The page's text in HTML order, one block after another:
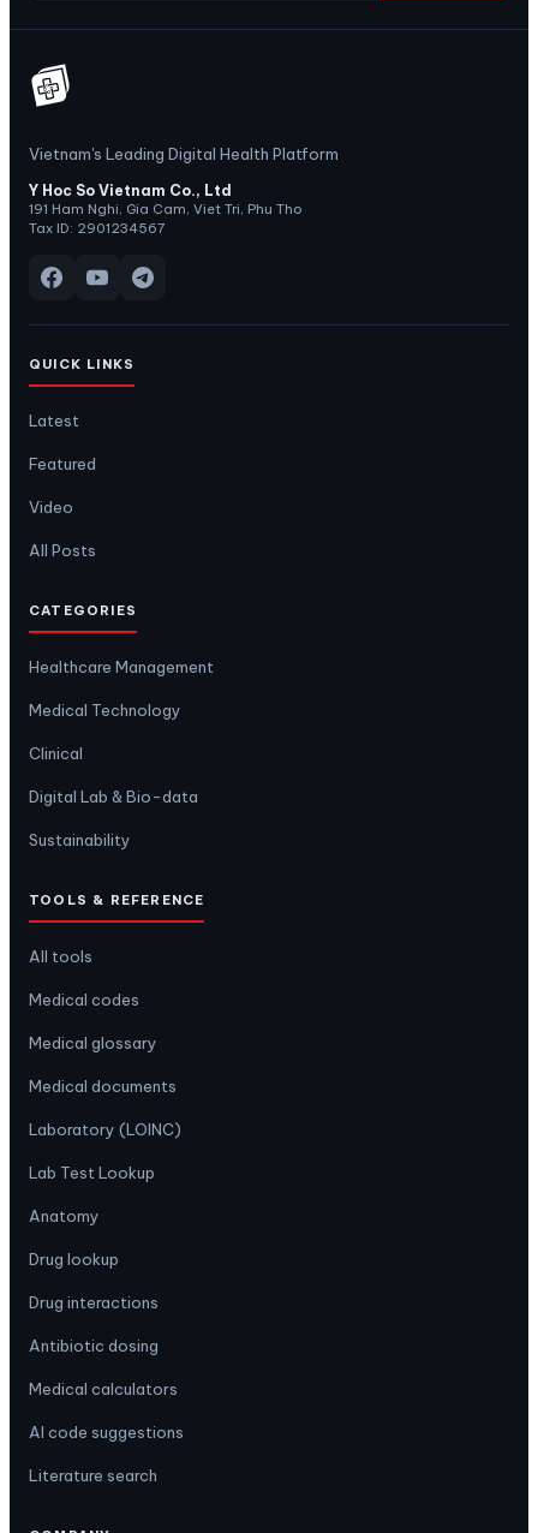
Vietnam's Leading Digital Health Platform
Y Hoc So Vietnam Co., Ltd
191 Ham Nghi, Gia Cam, Viet Tri, Phu Tho
Tax ID: 2901234567
QUICK LINKS
Latest
Featured
Video
All Posts
CATEGORIES
Healthcare Management
Medical Technology
Clinical
Digital Lab & Bio-data
Sustainability
TOOLS & REFERENCE
All tools
Medical codes
Medical glossary
Medical documents
Laboratory (LOINC)
Lab Test Lookup
Anatomy
Drug lookup
Drug interactions
Antibiotic dosing
Medical calculators
AI code suggestions
Literature search